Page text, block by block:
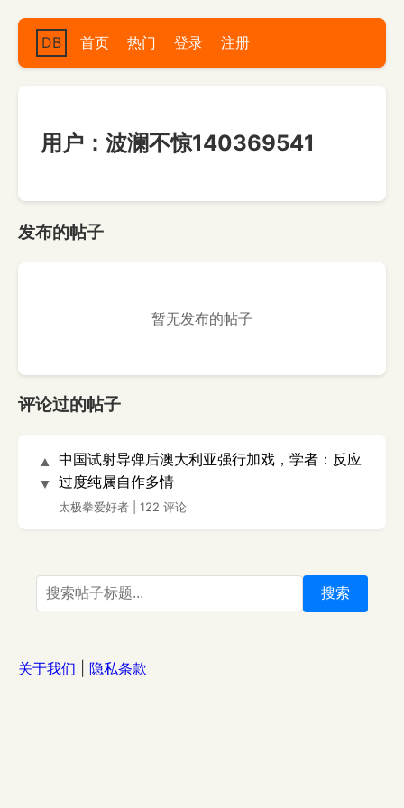
DB 首页 热门 登录 注册
用户：波澜不惊140369541
发布的帖子
暂无发布的帖子
评论过的帖子
▲
▼
中国试射导弹后澳大利亚强行加戏，学者：反应
过度纯属自作多情
太极拳爱好者 122 评论
搜索
关于我们 隐私条款